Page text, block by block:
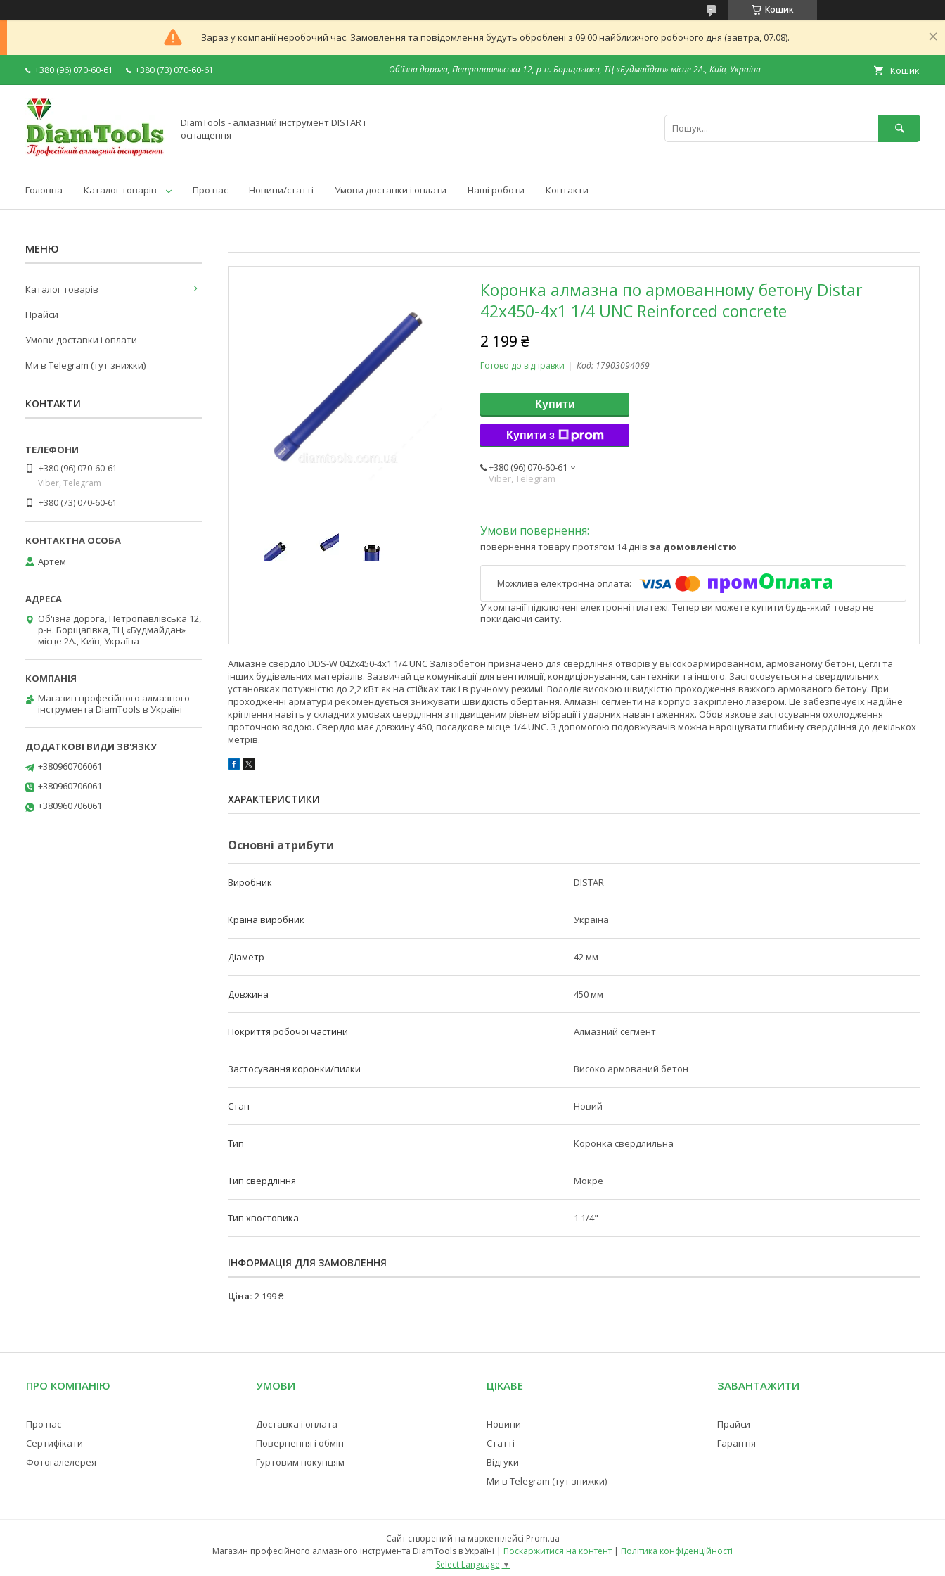
Кошик
Зараз у компанії неробочий час. Замовлення та повідомлення будуть оброблені з 09:00 найближчого робочого дня (завтра, 07.08).
+380 (96) 070-60-61 +380 (73) 070-60-61 Об'їзна дорога, Петропавлівська 12, р-н. Борщагівка, ТЦ «Будмайдан» місце 2А., Київ, Україна Кошик
DiamTools - алмазний інструмент DISTAR і
оснащення
Головна Каталог товарів Про нас Новини/статті Умови доставки і оплати Наші роботи Контакти
Коронка алмазна по армованному бетону Distar
42x450-4x1 1/4 UNC Reinforced concrete
2 199 ₴
Готово до відправки Код: 17903094069
Купити
Купити з
+380 (96) 070-60-61
Viber, Telegram
повернення товару протягом 14 днів за домовленістю
У компанії підключені електронні платежі. Тепер ви можете купити будь-який товар не
покидаючи сайту.
Алмазне свердло DDS-W 042x450-4x1 1/4 UNC Залізобетон призначено для свердління отворів у высокоармированном, армованому бетоні, цеглі та
інших будівельних матеріалів. Зазвичай це комунікації для вентиляції, кондиціонування, сантехніки та іншого. Застосовується на свердлильних
установках потужністю до 2,2 кВт як на стійках так і в ручному режимі. Володіє високою швидкістю проходження важкого армованого бетону. При
проходженні арматури рекомендується знижувати швидкість обертання. Алмазні сегменти на корпусі закріплено лазером. Це забезпечує їх надійне
кріплення навіть у складних умовах свердління з підвищеним рівнем вібрації і ударних навантаженнях. Обов'язкове застосування охолодження
проточною водою. Свердло має довжину 450, посадкове місце 1/4 UNC. З допомогою подовжувачів можна нарощувати глибину свердління до декількох
метрів.
ХАРАКТЕРИСТИКИ
Основні атрибути
Виробник DISTAR
Країна виробник Україна
Діаметр 42 мм
Довжина 450 мм
Покриття робочої частини Алмазний сегмент
Застосування коронки/пилки Високо армований бетон
Стан Новий
Тип Коронка свердлильна
Тип свердління Мокре
Тип хвостовика 1 1/4"
ІНФОРМАЦІЯ ДЛЯ ЗАМОВЛЕННЯ
Ціна: 2 199 ₴
Каталог товарів
Прайси
Умови доставки і оплати
Ми в Telegram (тут знижки)
КОНТАКТИ
+380 (96) 070-60-61
Viber, Telegram
+380 (73) 070-60-61
Артем
Об'їзна дорога, Петропавлівська 12,
р-н. Борщагівка, ТЦ «Будмайдан»
місце 2А., Київ, Україна
Магазин професійного алмазного
інструмента DiamTools в Україні
+380960706061
+380960706061
+380960706061
ПРО КОМПАНІЮ
Про нас
Сертифікати
Фотогалелерея
УМОВИ
Доставка і оплата
Повернення і обмін
Гуртовим покупцям
ЦІКАВЕ
Новини
Статті
Відгуки
Ми в Telegram (тут знижки)
ЗАВАНТАЖИТИ
Прайси
Гарантія
Сайт створений на маркетплейсі Prom.ua
Магазин професійного алмазного інструмента DiamTools в Україні | Поскаржитися на контент | Політика конфіденційності
Select Language ▼